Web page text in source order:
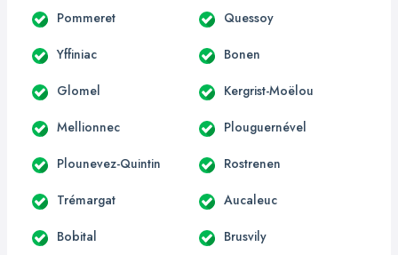
Pommeret Quessoy
Yffiniac Bonen
Glomel Kergrist-Moëlou
Mellionnec Plouguernével
Plounevez-Quintin Rostrenen
Trémargat Aucaleuc
Bobital Brusvily